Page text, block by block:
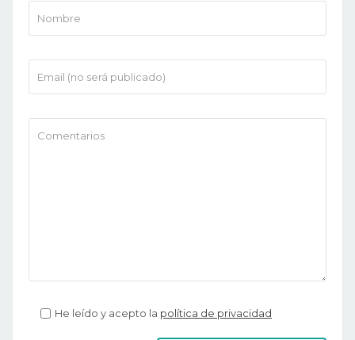
He leído y acepto la política de privacidad